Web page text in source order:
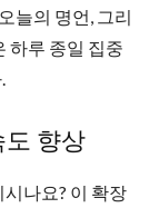
늘의 명언, 그리
하루 종일 집중
도 향상
나요? 이 확장